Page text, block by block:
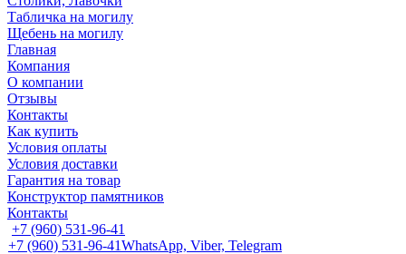
Табличка на могилу
Щебень на могилу
Главная
Компания
О компании
Отзывы
Контакты
Как купить
Условия оплаты
Условия доставки
Гарантия на товар
Конструктор памятников
Контакты
+7 (960) 531-96-41
+7 (960) 531-96-41WhatsApp, Viber, Telegram